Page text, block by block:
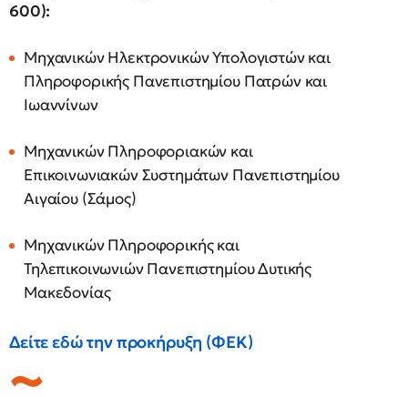
600):
Μηχανικών Ηλεκτρονικών Υπολογιστών και
Πληροφορικής Πανεπιστημίου Πατρών και
Ιωαννίνων
Μηχανικών Πληροφοριακών και
Επικοινωνιακών Συστημάτων Πανεπιστημίου
Αιγαίου (Σάμος)
Μηχανικών Πληροφορικής και
Τηλεπικοινωνιών Πανεπιστημίου Δυτικής
Μακεδονίας
Δείτε εδώ την προκήρυξη (ΦΕΚ)